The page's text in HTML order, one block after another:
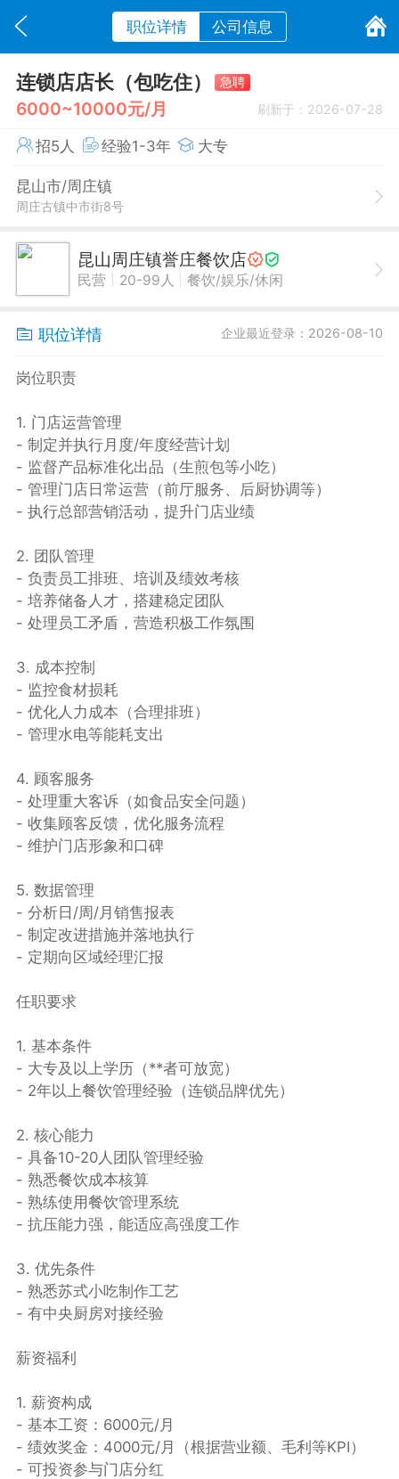
职位详情 公司信息
连锁店店长（包吃住） 急聘
6000~10000元/月 刷新于：2026-07-28
招5人 经验1-3年 大专
昆山市/周庄镇
周庄古镇中市街8号
昆山周庄镇誉庄餐饮店
民营 20-99人 餐饮/娱乐/休闲
职位详情 企业最近登录：2026-08-10
岗位职责
1. 门店运营管理
- 制定并执行月度/年度经营计划
- 监督产品标准化出品（生煎包等小吃）
- 管理门店日常运营（前厅服务、后厨协调等）
- 执行总部营销活动，提升门店业绩
2. 团队管理
- 负责员工排班、培训及绩效考核
- 培养储备人才，搭建稳定团队
- 处理员工矛盾，营造积极工作氛围
3. 成本控制
- 监控食材损耗
- 优化人力成本（合理排班）
- 管理水电等能耗支出
4. 顾客服务
- 处理重大客诉（如食品安全问题）
- 收集顾客反馈，优化服务流程
- 维护门店形象和口碑
5. 数据管理
- 分析日/周/月销售报表
- 制定改进措施并落地执行
- 定期向区域经理汇报
任职要求
1. 基本条件
- 大专及以上学历（**者可放宽）
- 2年以上餐饮管理经验（连锁品牌优先）
2. 核心能力
- 具备10-20人团队管理经验
- 熟悉餐饮成本核算
- 熟练使用餐饮管理系统
- 抗压能力强，能适应高强度工作
3. 优先条件
- 熟悉苏式小吃制作工艺
- 有中央厨房对接经验
薪资福利
1. 薪资构成
- 基本工资：6000元/月
- 绩效奖金：4000元/月（根据营业额、毛利等KPI）
- 可投资参与门店分红